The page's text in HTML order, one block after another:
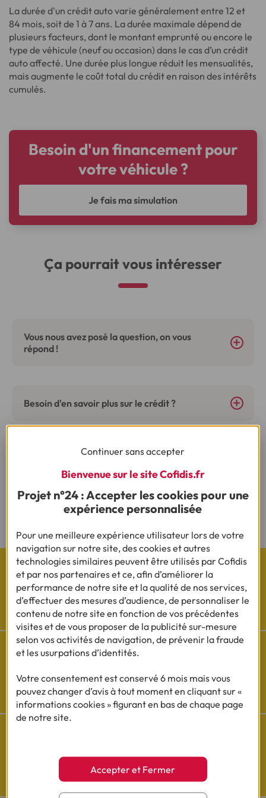
La durée d'un crédit auto varie généralement entre 12 et
84 mois, soit de 1 à 7 ans. La durée maximale dépend de
plusieurs facteurs, dont le montant emprunté ou encore le
type de véhicule (neuf ou occasion) dans le cas d’un crédit
auto affecté. Une durée plus longue réduit les mensualités,
mais augmente le coût total du crédit en raison des intérêts
cumulés.
Besoin d'un financement pour
votre véhicule ?
Je fais ma simulation
Ça pourrait vous intéresser
Vous nous avez posé la question, on vous
répond !
Besoin d'en savoir plus sur le crédit ?
(1) Vous recevrez ensuite un contrat pré-rempli qu'il vous faudra nous
vue d'une acceptation définitive.
(2) Sous réserve d’acceptation de votre dossier et à l’issue du délai légal de
Les actualités Cofidis
Besoin d'aide ?
Découvrez l'espace questions/réponses
Cofidis sur les
réseaux sociaux
Continuer sans accepter
Bienvenue sur le site Cofidis.fr
Projet n°24 : Accepter les cookies pour une
expérience personnalisée
Pour une meilleure expérience utilisateur lors de votre
navigation sur notre site, des cookies et autres
technologies similaires peuvent être utilisés par Cofidis
et par nos partenaires et ce, afin d’améliorer la
performance de notre site et la qualité de nos services,
d’effectuer des mesures d’audience, de personnaliser le
contenu de notre site en fonction de vos précédentes
visites et de vous proposer de la publicité sur-mesure
selon vos activités de navigation, de prévenir la fraude
et les usurpations d’identités.
Votre consentement est conservé 6 mois mais vous
pouvez changer d’avis à tout moment en cliquant sur «
informations cookies » figurant en bas de chaque page
de notre site.
Accepter et Fermer